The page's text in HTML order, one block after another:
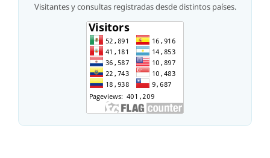
Visitantes y consultas registradas desde distintos países.